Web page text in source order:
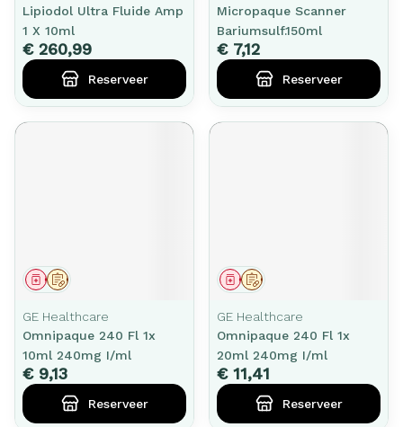
Lipiodol Ultra Fluide Amp
1 X 10ml
€ 260,99
Reserveer
Micropaque Scanner
Bariumsulf.150ml
€ 7,12
Reserveer
Op voorschrift
Geneesmiddel
GE Healthcare
Omnipaque 240 Fl 1x
10ml 240mg I/ml
€ 9,13
Reserveer
Op voorschrift
Geneesmiddel
GE Healthcare
Omnipaque 240 Fl 1x
20ml 240mg I/ml
€ 11,41
Reserveer